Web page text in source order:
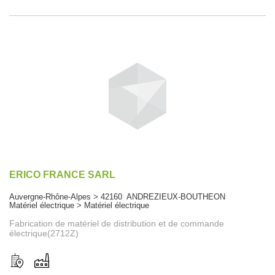
ERICO FRANCE SARL
Auvergne-Rhône-Alpes > 42160 ANDREZIEUX-BOUTHEON
Matériel électrique > Matériel électrique
Fabrication de matériel de distribution et de commande
électrique(2712Z)